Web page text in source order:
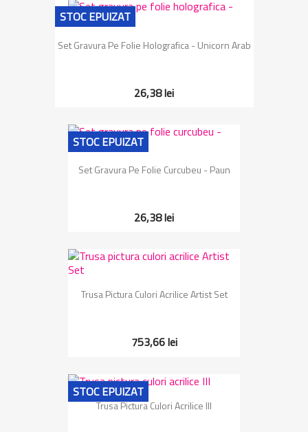
Set Gravura Pe Folie Holografica - Unicorn Arab
26,38 lei
STOC EPUIZAT
Set Gravura Pe Folie Curcubeu - Paun
26,38 lei
STOC EPUIZAT
Trusa Pictura Culori Acrilice Artist Set
753,66 lei
Trusa Pictura Culori Acrilice III
STOC EPUIZAT